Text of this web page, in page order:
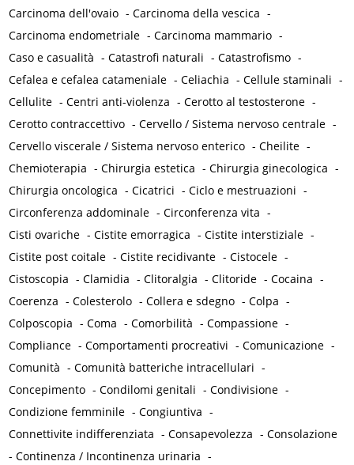
Carcinoma dell'ovaio -Carcinoma della vescica -
Carcinoma endometriale -Carcinoma mammario -
Caso e casualità -Catastrofi naturali -Catastrofismo -
Cefalea e cefalea catameniale -Celiachia -Cellule staminali -
Cellulite -Centri anti-violenza -Cerotto al testosterone -
Cerotto contraccettivo -Cervello / Sistema nervoso centrale -
Cervello viscerale / Sistema nervoso enterico -Cheilite -
Chemioterapia -Chirurgia estetica -Chirurgia ginecologica -
Chirurgia oncologica -Cicatrici -Ciclo e mestruazioni -
Circonferenza addominale -Circonferenza vita -
Cisti ovariche -Cistite emorragica -Cistite interstiziale -
Cistite post coitale -Cistite recidivante -Cistocele -
Cistoscopia -Clamidia -Clitoralgia -Clitoride -Cocaina -
Coerenza -Colesterolo -Collera e sdegno -Colpa -
Colposcopia -Coma -Comorbilità -Compassione -
Compliance -Comportamenti procreativi -Comunicazione -
Comunità -Comunità batteriche intracellulari -
Concepimento -Condilomi genitali -Condivisione -
Condizione femminile -Congiuntiva -
Connettivite indifferenziata -Consapevolezza -Consolazione
-Continenza / Incontinenza urinaria -